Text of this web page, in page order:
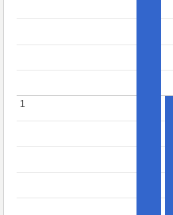
11